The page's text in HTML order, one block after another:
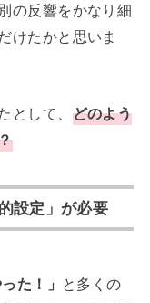
の反響をかなり細
けたかと思いま
として、 どのよう
設定」が必要
た！」
と多くの